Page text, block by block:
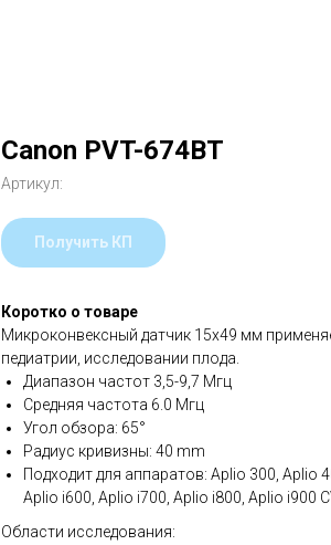
Canon PVT-674BT
Артикул:
Получить КП
Коротко о товаре
Микроконвексный датчик 15х49 мм
педиатрии, исследовании плода.
Диапазон частот 3,5-9,7 Мгц
Средняя частота 6.0 Мгц
Угол обзора: 65°
Радиус кривизны: 40 mm
Подходит для аппаратов: Aplio 300, Aplio
Aplio i600, Aplio i700, Aplio i800, Aplio i900
Области исследования: